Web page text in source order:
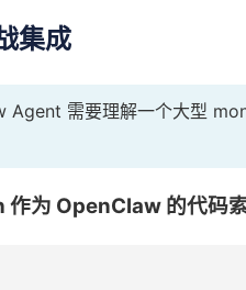
集成
Agent 需要理解一个大型
作为 OpenClaw 的代码